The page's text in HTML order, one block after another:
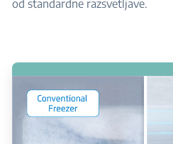
od standardne razsvetljave.